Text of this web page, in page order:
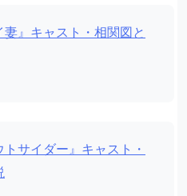
妻』キャスト・相関図と
トサイダー』キャスト・